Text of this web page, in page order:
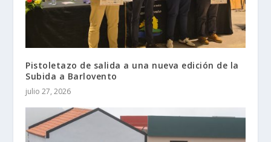
Pistoletazo de salida a una nueva edición de la
Subida a Barlovento
julio 27, 2026